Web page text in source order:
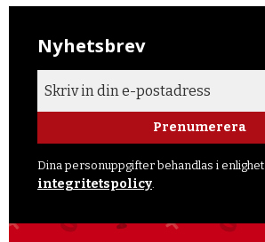
Nyhetsbrev
Prenumerera
Dina personuppgifter behandlas i
integritetspolicy.